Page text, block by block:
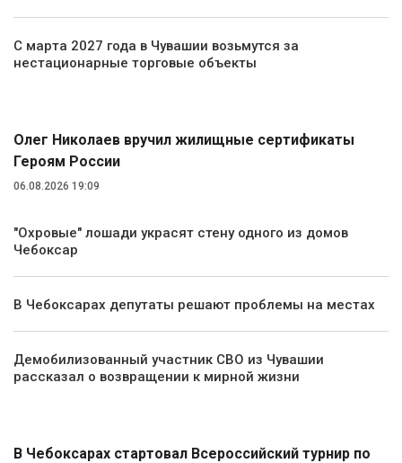
С марта 2027 года в Чувашии возьмутся за
нестационарные торговые объекты
Олег Николаев вручил жилищные сертификаты
Героям России
06.08.2026 19:09
"Охровые" лошади украсят стену одного из домов
Чебоксар
В Чебоксарах депутаты решают проблемы на местах
Демобилизованный участник СВО из Чувашии
рассказал о возвращении к мирной жизни
В Чебоксарах стартовал Всероссийский турнир по